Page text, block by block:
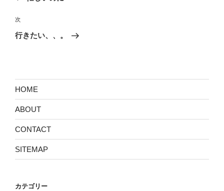
ビ
ゲ
ン
稿
次
の
次
行きたい、、。
HOME
ABOUT
CONTACT
SITEMAP
カテゴリー